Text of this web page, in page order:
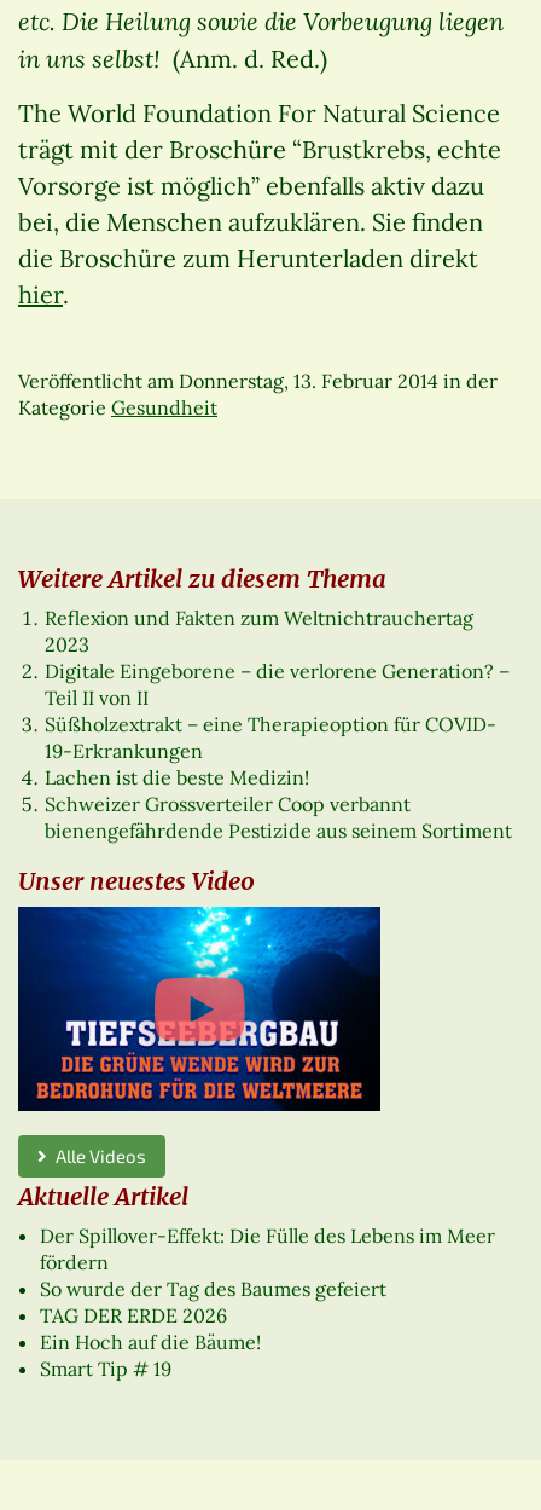
etc. Die Heilung sowie die Vorbeugung liegen
in uns selbst! (Anm. d. Red.)
The World Foundation For Natural Science
trägt mit der Broschüre “Brustkrebs, echte
Vorsorge ist möglich” ebenfalls aktiv dazu
bei, die Menschen aufzuklären. Sie finden
die Broschüre zum Herunterladen direkt
hier.
Veröffentlicht am Donnerstag, 13. Februar 2014 in der
Kategorie Gesundheit
Weitere Artikel zu diesem Thema
Reflexion und Fakten zum Weltnichtrauchertag
2023
Digitale Eingeborene – die verlorene Generation? –
Teil II von II
Süßholzextrakt – eine Therapieoption für COVID-
19-Erkrankungen
Lachen ist die beste Medizin!
Schweizer Grossverteiler Coop verbannt
bienengefährdende Pestizide aus seinem Sortiment
Unser neuestes Video
Alle Videos
Aktuelle Artikel
Der Spillover-Effekt: Die Fülle des Lebens im Meer
fördern
So wurde der Tag des Baumes gefeiert
TAG DER ERDE 2026
Ein Hoch auf die Bäume!
Smart Tip # 19